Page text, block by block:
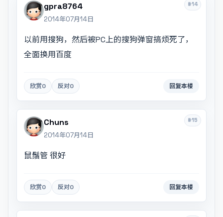
#14
gpra8764
2014年07月14日
以前用搜狗，然后被PC上的搜狗弹窗搞烦死了，
全面换用百度
欣赏0 反对0 回复本楼
#15
Chuns
2014年07月14日
鼠鬚管 很好
欣赏0 反对0 回复本楼